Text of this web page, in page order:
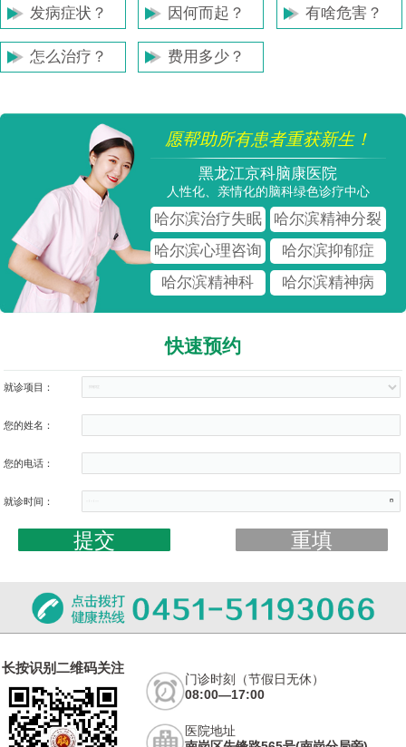
发病症状？ 因何而起？ 有啥危害？
怎么治疗？ 费用多少？
愿帮助所有患者重获新生！
黑龙江京科脑康医院
人性化、亲情化的脑科绿色诊疗中心
哈尔滨治疗失眠
哈尔滨精神分裂
哈尔滨心理咨询
哈尔滨抑郁症
哈尔滨精神科
哈尔滨精神病
快速预约
就诊项目：
您的姓名：
您的电话：
就诊时间：
长按识别二维码关注
门诊时刻（节假日无休）
08:00—17:00
医院地址